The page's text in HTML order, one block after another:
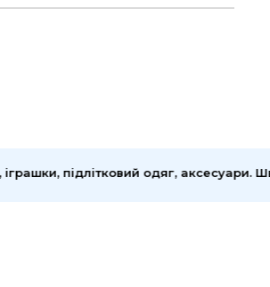
підлітковий одяг, аксесуари.